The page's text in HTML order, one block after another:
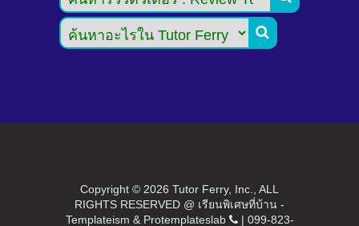

Copyright © 2026 Tutor Ferry, Inc., ALL
RIGHTS RESERVED @ เรียนพิเศษที่บ้าน -
Templateism & Protemplateslab | 099-823-